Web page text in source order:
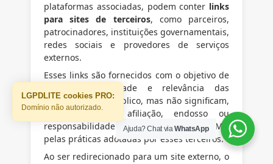
plataformas associadas, podem conter links
para sites de terceiros, como parceiros,
patrocinadores, instituições governamentais,
redes sociais e provedores de serviços
externos.
Esses links são fornecidos com o objetivo de
ampliar a utilidade e relevância das
informações ao público, mas não significam,
necessariamente, afiliação, endosso ou
responsabilidade direta da ASSESPRO-MG
pelas práticas adotadas por esses terceiros.
Ao ser redirecionado para um site externo, o
Ajuda? Chat viaWhatsApp
LGPDLITE cookies PRO:
Domínio não autorizado.